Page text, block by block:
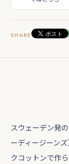
SHARE
スウェーデン発
ーディージーン
クコットンで作